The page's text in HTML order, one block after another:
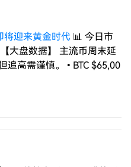
将迎来黄金时代 📊 今日市
大盘数据】 主流币周末延
追高需谨慎。 • BTC $65,00